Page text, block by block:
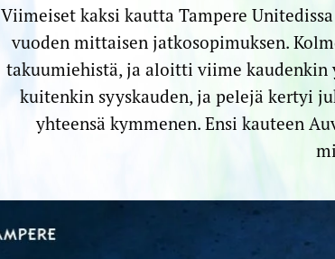
Viimeiset kaksi kautta Tampere
vuoden mittaisen jatkosopimuksen.
takuumiehistä, ja aloitti viime
kuitenkin syyskauden, ja pelejä kertyi
yhteensä kymmenen. Ensi kauteen